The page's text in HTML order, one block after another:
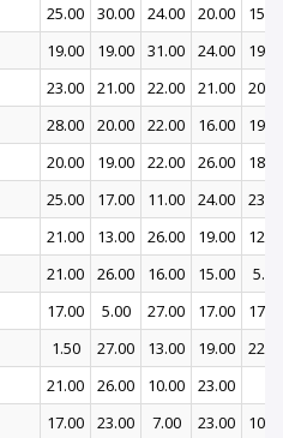
25.00 30.00 24.00 20.00
19.00 19.00 31.00 24.00
23.00 21.00 22.00 21.00
28.00 20.00 22.00 16.00
20.00 19.00 22.00 26.00
25.00 17.00 11.00 24.00
21.00 13.00 26.00 19.00
21.00 26.00 16.00 15.00
5.00
17.00 5.00 27.00 17.00
1.50 27.00 13.00 19.00
21.00 26.00 10.00
23.00
17.00 23.00 7.00 23.00